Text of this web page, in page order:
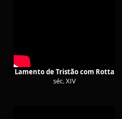
Lamento de Tristão com Rotta
séc. XIV